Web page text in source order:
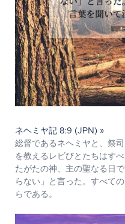
ネヘミヤ記 8:9 (JPN) »
総督であるネヘミヤと、祭
を教えるレビびとたちはす
たがたの神、主の聖なる日
らない」と言った。すべて
らである。